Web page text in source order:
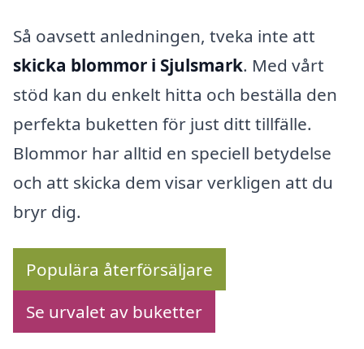
Så oavsett anledningen, tveka inte att
skicka blommor i Sjulsmark. Med vårt
stöd kan du enkelt hitta och beställa den
perfekta buketten för just ditt tillfälle.
Blommor har alltid en speciell betydelse
och att skicka dem visar verkligen att du
bryr dig.
Populära återförsäljare
Se urvalet av buketter